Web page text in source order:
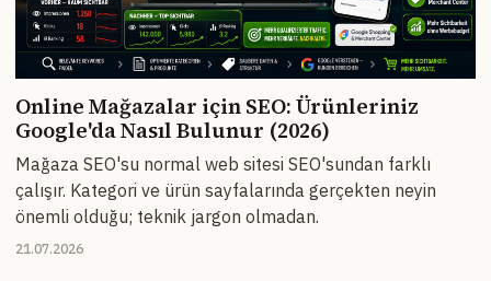
Online Mağazalar için SEO: Ürünleriniz
Google'da Nasıl Bulunur (2026)
Mağaza SEO'su normal web sitesi SEO'sundan farklı
çalışır. Kategori ve ürün sayfalarında gerçekten neyin
önemli olduğu; teknik jargon olmadan.
21.07.2026